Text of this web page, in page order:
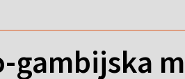
gambijska